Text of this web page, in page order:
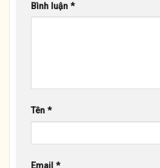
Bình luận *
Tên *
Email *